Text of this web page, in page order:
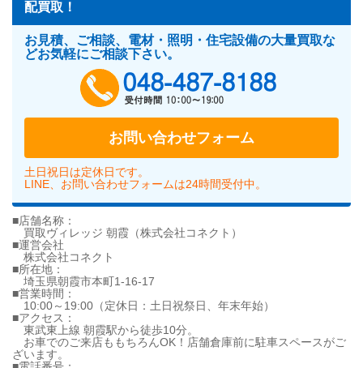
配買取！
お見積、ご相談、電材・照明・住宅設備の大量買取な
どお気軽にご相談下さい。
お問い合わせフォーム
土日祝日は定休日です。
LINE、お問い合わせフォームは24時間受付中。
■店舗名称：
買取ヴィレッジ 朝霞（株式会社コネクト）
■運営会社
株式会社コネクト
■所在地：
埼玉県朝霞市本町1-16-17
■営業時間：
10:00～19:00（定休日：土日祝祭日、年末年始）
■アクセス：
東武東上線 朝霞駅から徒歩10分。
お車でのご来店ももちろんOK！店舗倉庫前に駐車スペースがご
ざいます。